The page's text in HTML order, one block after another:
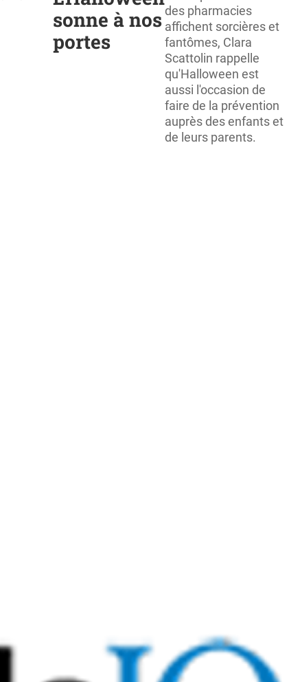
sonne à nos
portes
des pharmacies
affichent sorcières et
fantômes, Clara
Scattolin rappelle
qu'Halloween est
aussi l'occasion de
faire de la prévention
auprès des enfants et
de leurs parents.